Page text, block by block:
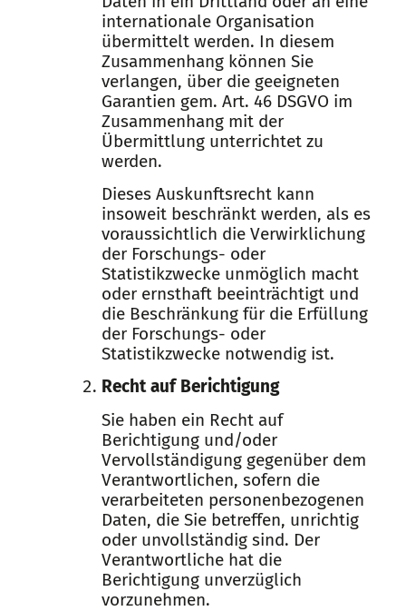
internationale Organisation
übermittelt werden. In diesem
Zusammenhang können Sie
verlangen, über die geeigneten
Garantien gem. Art. 46 DSGVO im
Zusammenhang mit der
Übermittlung unterrichtet zu
werden.
Dieses Auskunftsrecht kann
insoweit beschränkt werden, als es
voraussichtlich die Verwirklichung
der Forschungs- oder
Statistikzwecke unmöglich macht
oder ernsthaft beeinträchtigt und
die Beschränkung für die Erfüllung
der Forschungs- oder
Statistikzwecke notwendig ist.
Recht auf Berichtigung
Sie haben ein Recht auf
Berichtigung und/oder
Vervollständigung gegenüber dem
Verantwortlichen, sofern die
verarbeiteten personenbezogenen
Daten, die Sie betreffen, unrichtig
oder unvollständig sind. Der
Verantwortliche hat die
Berichtigung unverzüglich
vorzunehmen.